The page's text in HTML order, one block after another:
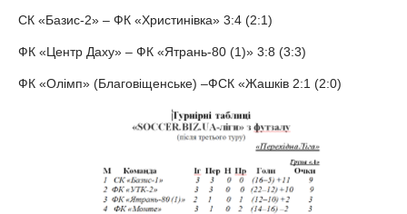
СК «Базис-2» – ФК «Христинівка» 3:4 (2:1)
ФК «Центр Даху» – ФК «Ятрань-80 (1)» 3:8 (3:3)
ФК «Олімп» (Благовіщенське) –ФСК «Жашків 2:1 (2:0)